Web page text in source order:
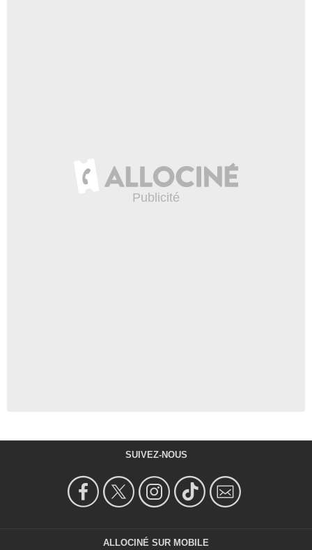
SUIVEZ-NOUS
ALLOCINÉ SUR MOBILE